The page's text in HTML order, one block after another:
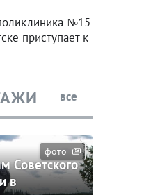
№15
приступает к
все
фото
Советского
в